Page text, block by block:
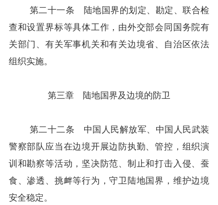
第二十一条 陆地国界的划定、勘定、联合检
查和设置界标等具体工作，由外交部会同国务院有
关部门、有关军事机关和有关边境省、自治区依法
组织实施。
第三章 陆地国界及边境的防卫
第二十二条 中国人民解放军、中国人民武装
警察部队应当在边境开展边防执勤、管控，组织演
训和勘察等活动，坚决防范、制止和打击入侵、蚕
食、渗透、挑衅等行为，守卫陆地国界，维护边境
安全稳定。